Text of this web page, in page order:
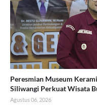
Peresmian Museum
Siliwangi Perkuat Wisata
Agustus 06, 2026